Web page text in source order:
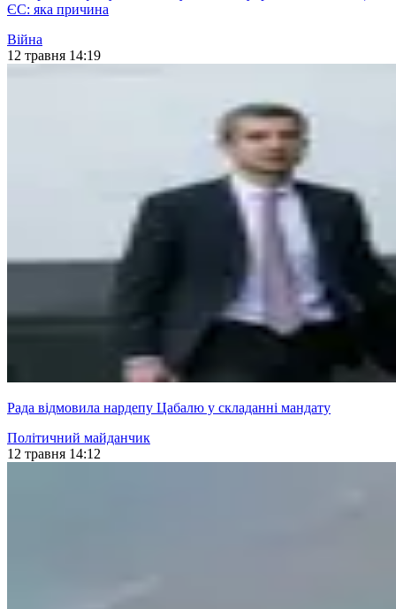
ЄС: яка причина
Війна
12 травня 14:19
Рада відмовила нардепу Цабалю у складанні мандату
Політичний майданчик
12 травня 14:12